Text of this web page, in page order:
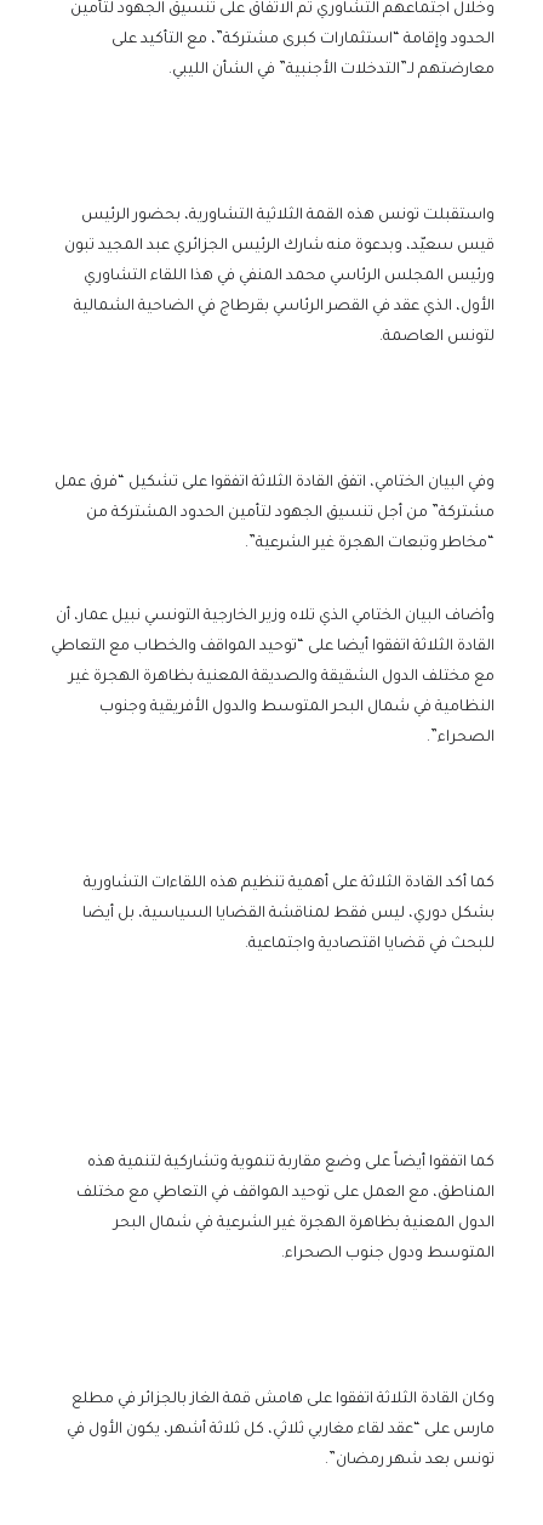
وخلال اجتماعهم التشاوري تم الاتفاق على تنسيق الجهود لتأمين
الحدود وإقامة “استثمارات كبرى مشتركة”، مع التأكيد على
معارضتهم لـ”التدخلات الأجنبية” في الشأن الليبي.
واستقبلت تونس هذه القمة الثلاثية التشاورية، بحضور الرئيس
قيس سعيّد، وبدعوة منه شارك الرئيس الجزائري عبد المجيد تبون
ورئيس المجلس الرئاسي محمد المنفي في هذا اللقاء التشاوري
الأول، الذي عقد في القصر الرئاسي بقرطاج في الضاحية الشمالية
لتونس العاصمة.
وفي البيان الختامي، اتفق القادة الثلاثة اتفقوا على تشكيل “فرق عمل
مشتركة” من أجل تنسيق الجهود لتأمين الحدود المشتركة من
“مخاطر وتبعات الهجرة غير الشرعية”.
وأضاف البيان الختامي الذي تلاه وزير الخارجية التونسي نبيل عمار، أن
القادة الثلاثة اتفقوا أيضا على “توحيد المواقف والخطاب مع التعاطي
مع مختلف الدول الشقيقة والصديقة المعنية بظاهرة الهجرة غير
النظامية في شمال البحر المتوسط والدول الأفريقية وجنوب
الصحراء”.
كما أكد القادة الثلاثة على أهمية تنظيم هذه اللقاءات التشاورية
بشكل دوري، ليس فقط لمناقشة القضايا السياسية، بل أيضا
للبحث في قضايا اقتصادية واجتماعية.
كما اتفقوا أيضاً على وضع مقاربة تنموية وتشاركية لتنمية هذه
المناطق، مع العمل على توحيد المواقف في التعاطي مع مختلف
الدول المعنية بظاهرة الهجرة غير الشرعية في شمال البحر
المتوسط ودول جنوب الصحراء.
وكان القادة الثلاثة اتفقوا على هامش قمة الغاز بالجزائر في مطلع
مارس على “عقد لقاء مغاربي ثلاثي، كل ثلاثة أشهر، يكون الأول في
تونس بعد شهر رمضان”.